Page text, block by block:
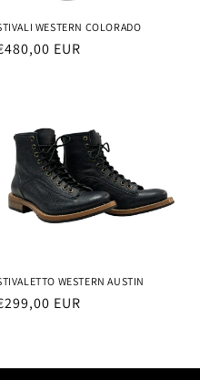
WESTERN COLORADO
EUR
WESTERN AUSTIN
EUR